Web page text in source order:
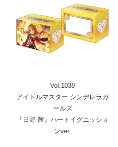
Vol.1038
アイドルマスター シンデレラガ
ールズ
『日野 茜』ハートイグニッショ
ンver.